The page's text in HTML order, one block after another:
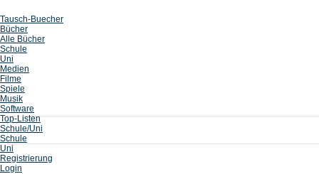
Tausch-Buecher
Bücher
Alle Bücher
Schule
Uni
Medien
Filme
Spiele
Musik
Software
Top-Listen
Schule/Uni
Schule
Uni
Registrierung
Login